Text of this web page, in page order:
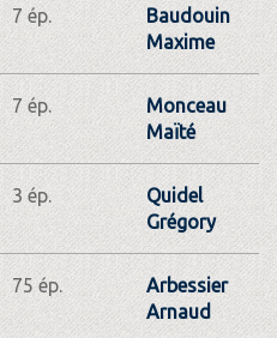
7 ép.
Baudouin
Maxime
7 ép.
Monceau
Maïté
3 ép.
Quidel
Grégory
75 ép.
Arbessier
Arnaud